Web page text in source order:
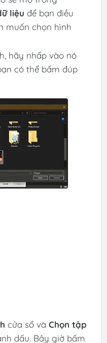
liệu để bạn điều
muốn chọn hình
hãy nhấp vào nó
có thể bấm đúp
cửa sổ và Chọn tập
dấu. Bây giờ bấm